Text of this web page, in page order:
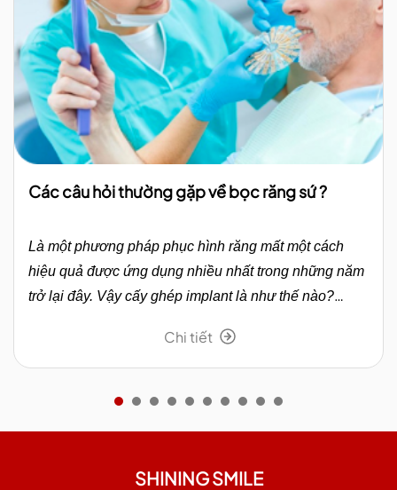
Các câu hỏi thường gặp về bọc răng sứ ?
Là một phương pháp phục hình răng mất một cách
hiệu quả được ứng dụng nhiều nhất trong những năm
trở lại đây. Vậy cấy ghép implant là như thế nào?
Chi tiết
SHINING SMILE